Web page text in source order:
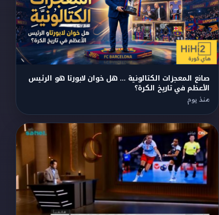
صانع المعجزات الكتالونية … هل خوان لابورتا هو الرئيس
الأعظم في تاريخ الكرة؟
منذ يوم